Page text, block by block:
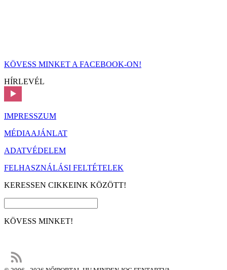
KÖVESS MINKET A FACEBOOK-ON!
HÍRLEVÉL
IMPRESSZUM
MÉDIAAJÁNLAT
ADATVÉDELEM
FELHASZNÁLÁSI FELTÉTELEK
KERESSEN CIKKEINK KÖZÖTT!
KÖVESS MINKET!